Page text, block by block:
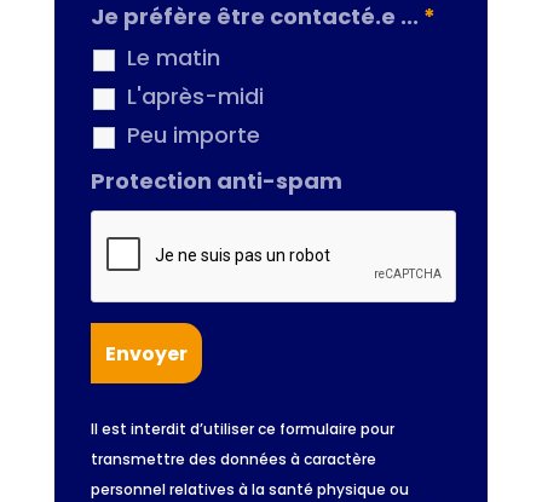
Je préfère être contacté.e ... *
Le matin
L'après-midi
Peu importe
Protection anti-spam
Il est interdit d’utiliser ce formulaire pour
transmettre des données à caractère
personnel relatives à la santé physique ou